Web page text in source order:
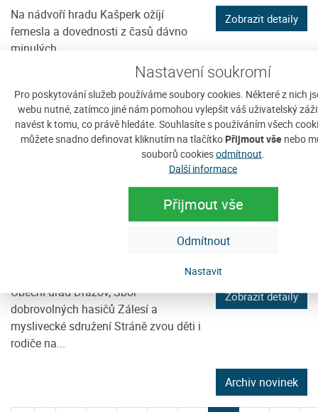
Nastavení soukromí
Pro poskytování služeb používáme soubory cookies. Některé z nich
webu nutné, zatímco jiné nám pomohou vylepšit váš uživatelský
navést k tomu, co právě hledáte. Souhlasíte s používáním všech
můžete snadno definovat kliknutím na tlačítko Přijmout vše nebo
souborů cookiesodmítnout
Další informace
Přijmout vše
Odmítnout
Nastavit
Na nádvoří hradu Kašperk ožíjí
řemesla a dovednosti z časů dávno
minulých.
Zobrazit detaily
Obecní úřad Drážov, Sbor
dobrovolných hasičů Zálesí a
myslivecké sdružení Stráně zvou děti i
rodiče na...
Zobrazit detaily
Archiv novinek